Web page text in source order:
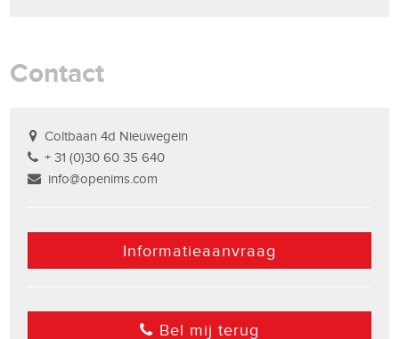
Contact
Coltbaan 4d Nieuwegein
+ 31 (0)30 60 35 640
info@openims.com
Informatieaanvraag
Bel mij terug